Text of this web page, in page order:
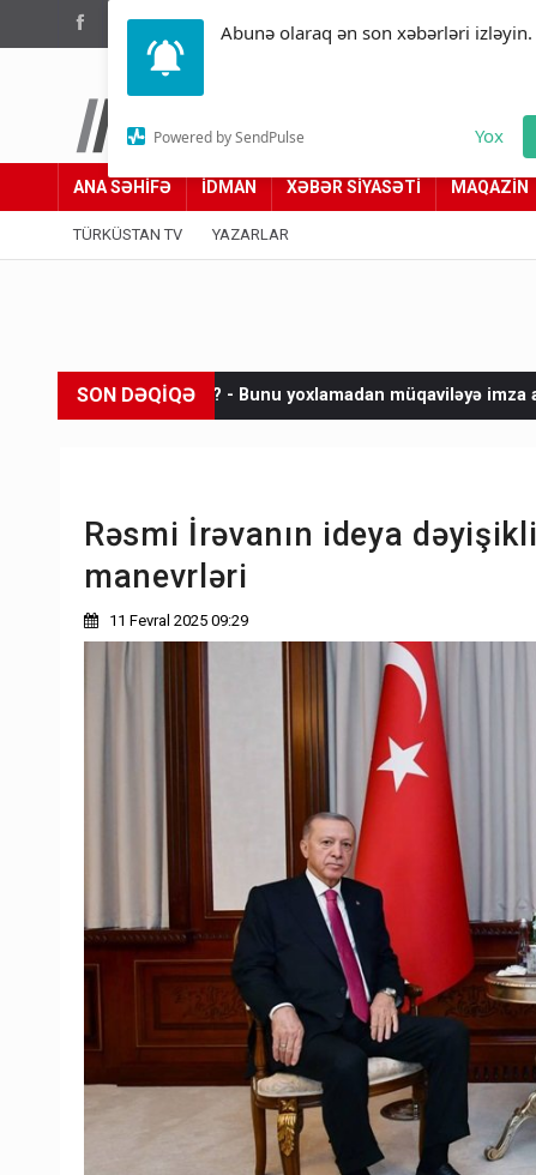
Abunə olaraq ən son xəbərləri izləyin.
Powered by SendPulse Yox
(012) 449 94 05
Türküstan.az
Adımız yolumuzdur
ANA SƏHİFƏ İDMAN XƏBƏR SİYASƏTİ MAQAZİN
TÜRKÜSTAN TV YAZARLAR
SON DƏQİQƏ
- Bunu yoxlamadan müqaviləyə imza atmayın
Rəsmi İrəvanın ideya
manevrləri
11 Fevral 2025 09:29